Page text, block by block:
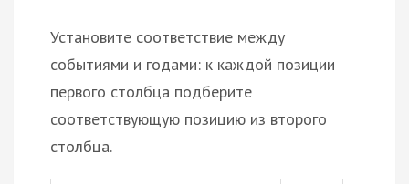
Установите соответствие между
событиями и годами: к каждой позиции
первого столбца подберите
соответствующую позицию из второго
столбца.